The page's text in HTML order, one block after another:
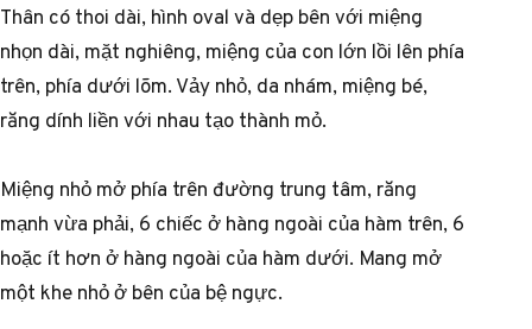
Thân có thoi dài, hình oval và dẹp bên với miệng
nhọn dài, mặt nghiêng, miệng của con lớn lồi lên phía
trên, phía dưới lõm. Vảy nhỏ, da nhám, miệng bé,
răng dính liền với nhau tạo thành mỏ.
Miệng nhỏ mở phía trên đường trung tâm, răng
mạnh vừa phải, 6 chiếc ở hàng ngoài của hàm trên, 6
hoặc ít hơn ở hàng ngoài của hàm dưới. Mang mở
một khe nhỏ ở bên của bệ ngực.